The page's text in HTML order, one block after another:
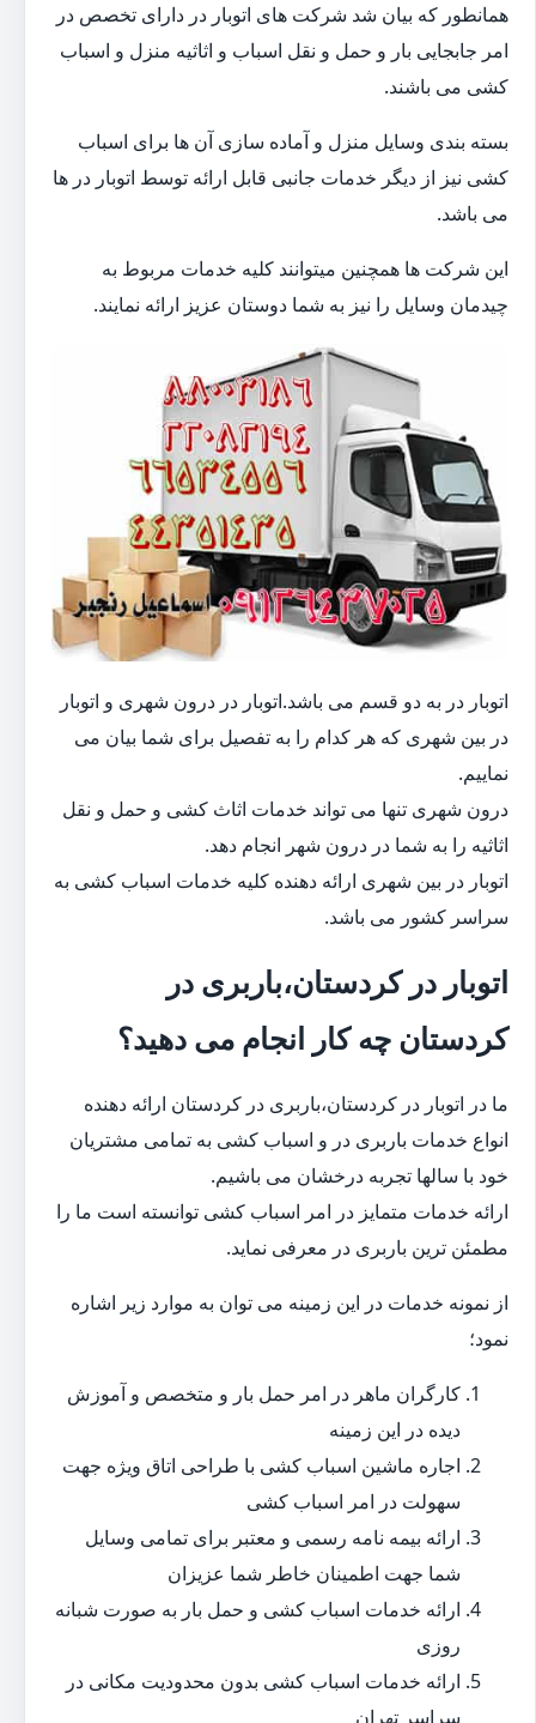
همانطور که بیان شد شرکت های اتوبار در دارای تخصص در
امر جابجایی بار و حمل و نقل اسباب و اثاثیه منزل و اسباب
کشی می باشند.
بسته بندی وسایل منزل و آماده سازی آن ها برای اسباب
کشی نیز از دیگر خدمات جانبی قابل ارائه توسط اتوبار در ها
می باشد.
این شرکت ها همچنین میتوانند کلیه خدمات مربوط به
چیدمان وسایل را نیز به شما دوستان عزیز ارائه نمایند.
اتوبار در به دو قسم می باشد.اتوبار در درون شهری و اتوبار
در بین شهری که هر کدام را به تفصیل برای شما بیان می
نماییم.
درون شهری تنها می تواند خدمات اثاث کشی و حمل و نقل
اثاثیه را به شما در درون شهر انجام دهد.
اتوبار در بین شهری ارائه دهنده کلیه خدمات اسباب کشی به
سراسر کشور می باشد.
اتوبار در کردستان،باربری در
کردستان چه کار انجام می دهید؟
ما در اتوبار در کردستان،باربری در کردستان ارائه دهنده
انواع خدمات باربری در و اسباب کشی به تمامی مشتریان
خود با سالها تجربه درخشان می باشیم.
ارائه خدمات متمایز در امر اسباب کشی توانسته است ما را
مطمئن ترین باربری در معرفی نماید.
از نمونه خدمات در این زمینه می توان به موارد زیر اشاره
نمود؛
کارگران ماهر در امر حمل بار و متخصص و آموزش
دیده در این زمینه
اجاره ماشین اسباب کشی با طراحی اتاق ویژه جهت
سهولت در امر اسباب کشی
ارائه بیمه نامه رسمی و معتبر برای تمامی وسایل
شما جهت اطمینان خاطر شما عزیزان
ارائه خدمات اسباب کشی و حمل بار به صورت شبانه
روزی
ارائه خدمات اسباب کشی بدون محدودیت مکانی در
سراسر تهران